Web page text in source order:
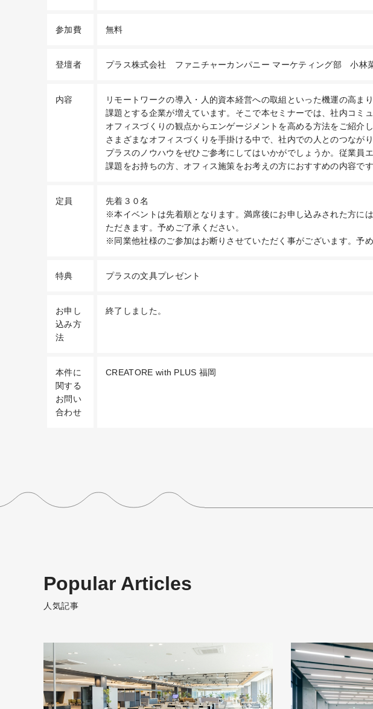
参加費 無料
登壇者 プラス株式会社 ファニチャーカンパニー マーケティング部 小林
内容
リモートワークの導入・人的資本経営への取組といった機運の高ま
課題とする企業が増えています。そこで本セミナーでは、社内コミ
オフィスづくりの観点からエンゲージメントを高める方法をご紹介し
さまざまなオフィスづくりを手掛ける中で、社内での人とのつなが
プラスのノウハウをぜひご参考にしてはいかがでしょうか。従業員
課題をお持ちの方、オフィス施策をお考えの方におすすめの内容です
定員
先着３０名
※本イベントは先着順となります。満席後にお申し込みされた方に
ただきます。予めご了承ください。
※同業他社様のご参加はお断りさせていただく事がございます。予め
特典 プラスの文具プレゼント
お申し
込み方
法
終了しました。
本件に
関する
お問い
合わせ
CREATORE with PLUS 福岡
Popular Articles
人気記事